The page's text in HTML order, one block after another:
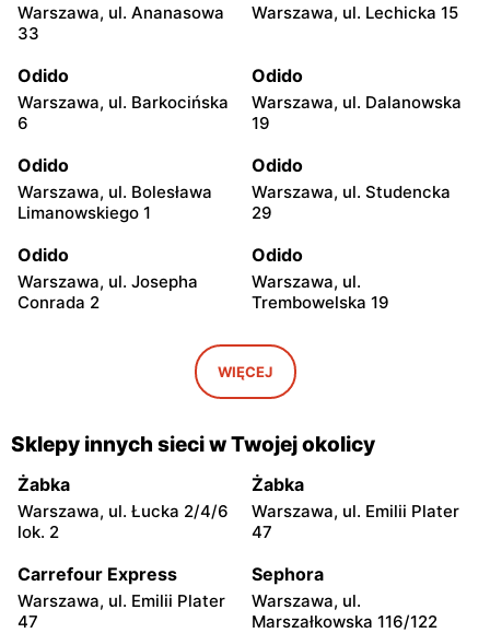
Warszawa, ul. Ananasowa
33
Warszawa, ul. Lechicka 15
Odido
Warszawa, ul. Barkocińska
6
Odido
Warszawa, ul. Dalanowska
19
Odido
Warszawa, ul. Bolesława
Limanowskiego 1
Odido
Warszawa, ul. Studencka
29
Odido
Warszawa, ul. Josepha
Conrada 2
Odido
Warszawa, ul.
Trembowelska 19
Warszawa, ul. Brązownicza
Odido
Warszawa, ul. Safony 1
Odido
Warszawa, ul. Portowa 7
Odido
Ząbki, ul. Szwoleżerów 24
Odido
Rybie, ul. 19 Kwietnia 62
Odido
Warszawa, ul. Stanisława
Odido
Łomianki, ul. 11 Listopada
Odido
Łomianki, ul. Dolna 47
WIĘCEJ
Sklepy innych sieci w Twojej okolicy
Żabka
Warszawa, ul. Łucka 2/4/6
lok. 2
Żabka
Warszawa, ul. Emilii Plater
47
Carrefour Express
Warszawa, ul. Emilii Plater
47
Sephora
Warszawa, ul.
Marszałkowska 116/122